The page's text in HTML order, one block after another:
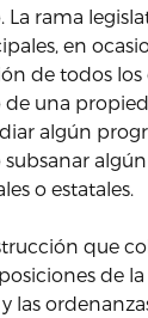
rama
en
de todos
una
algún
o estatales.
que
de la
y las